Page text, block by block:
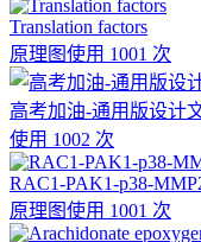
Translation factors
原理图使用 1001 次
高考加油-通用版设计
使用 1002 次
RAC1-PAK1-p38-
原理图使用 1001 次